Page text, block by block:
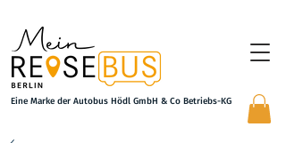
Eine Marke der Autobus Hödl GmbH & Co Betriebs-KG